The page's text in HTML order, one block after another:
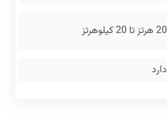
20 هرتز تا 20 کیلوهرتز
دارد